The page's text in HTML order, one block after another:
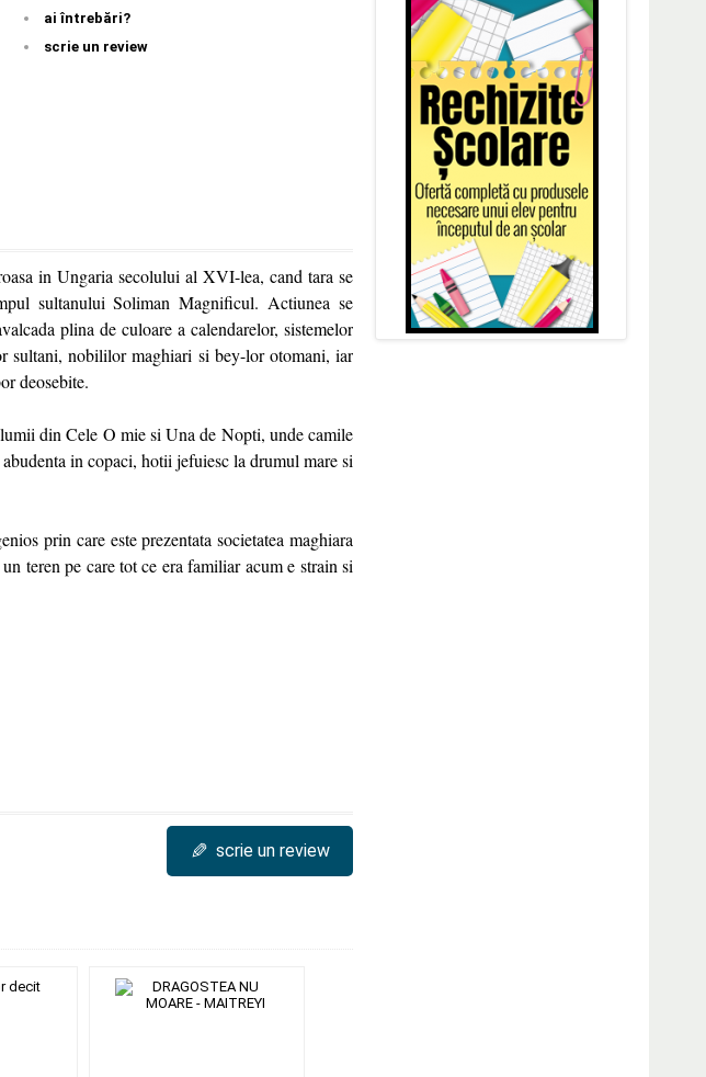
ai întrebări?
scrie un review
in Ungaria secolului al XVI-lea, cand tara se
sultanului Soliman Magnificul. Actiunea se
plina de culoare a calendarelor, sistemelor
sultani, nobililor maghiari si bey-lor otomani, iar
deosebite.
din Cele O mie si Una de Nopti, unde camile
in copaci, hotii jefuiesc la drumul mare si
prin care este prezentata societatea maghiara
teren pe care tot ce era familiar acum e strain si
✎ scrie un review